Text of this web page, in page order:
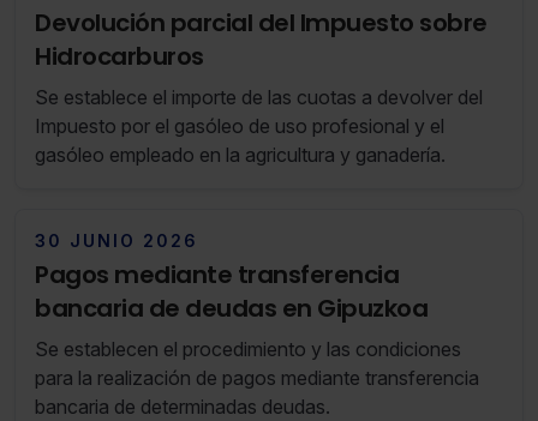
Devolución parcial del Impuesto sobre
Hidrocarburos
Se establece el importe de las cuotas a devolver del
Impuesto por el gasóleo de uso profesional y el
gasóleo empleado en la agricultura y ganadería.
30 JUNIO 2026
Pagos mediante transferencia
bancaria de deudas en Gipuzkoa
Se establecen el procedimiento y las condiciones
para la realización de pagos mediante transferencia
bancaria de determinadas deudas.